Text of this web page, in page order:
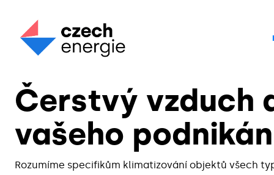
KLIMATIZACE PRO VELKÉ OBJEKTY
Čerstvý vzduch
vašeho
Rozumíme specifikům klimatizování objektů všech